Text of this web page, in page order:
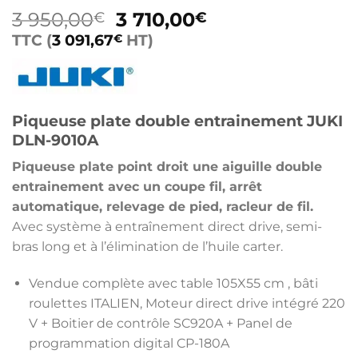
3 950,00€
Le
prix
était :
950,00€.
3 710,00€
710,00€.
TTC (3 091,67€ HT)
Piqueuse plate double entrainement JUKI
DLN-9010A
Piqueuse plate point droit une aiguille double
entrainement avec un coupe fil, arrêt
automatique, relevage de pied, racleur de fil.
Avec système à entraînement direct drive, semi-
bras long et à l’élimination de l’huile carter.
Vendue complète avec table 105X55 cm , bâti
roulettes ITALIEN, Moteur direct drive intégré 220
V + Boitier de contrôle SC920A + Panel de
programmation digital CP-180A